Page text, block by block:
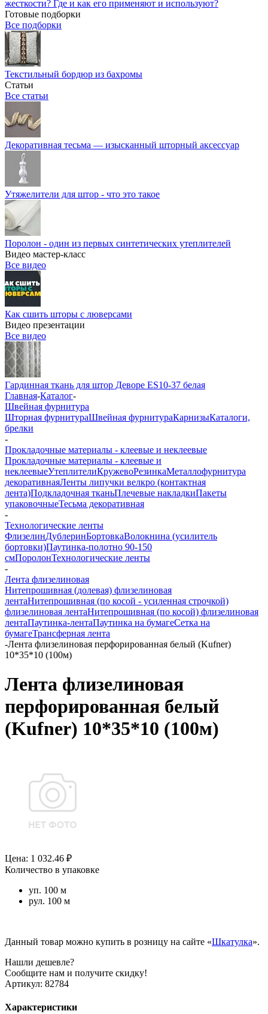
жесткости? Где и как его применяют и используют?
Готовые подборки
Все подборки
Текстильный бордюр из бахромы
Статьи
Все статьи
Декоративная тесьма — изысканный шторный аксессуар
Утяжелители для штор - что это такое
Поролон - один из первых синтетических утеплителей
Видео мастер-класс
Все видео
Как сшить шторы с люверсами
Видео презентации
Все видео
Гардинная ткань для штор Деворе ES10-37 белая
Главная-Каталог-
Швейная фурнитура
Шторная фурнитураШвейная фурнитураКарнизыКаталоги,
брелки
-
Прокладочные материалы - клеевые и неклеевые
Прокладочные материалы - клеевые и
неклеевыеУтеплителиКружевоРезинкаМеталлофурнитура
декоративнаяЛенты липучки велкро (контактная
лента)Подкладочная тканьПлечевые накладкиПакеты
упаковочныеТесьма декоративная
-
Технологические ленты
ФлизелинДублеринБортовкаВолокнина (усилитель
бортовки)Паутинка-полотно 90-150
смПоролонТехнологические ленты
-
Лента флизелиновая
Нитепрошивная (долевая) флизелиновая
лентаНитепрошивная (по косой - усиленная строчкой)
флизелиновая лентаНитепрошивная (по косой) флизелиновая
лентаПаутинка-лентаПаутинка на бумагеСетка на
бумагеТрансферная лента
-Лента флизелиновая перфорированная белый (Kufner)
10*35*10 (100м)
Лента флизелиновая
перфорированная белый
(Kufner) 10*35*10 (100м)
Цена: 1 032.46 ₽
Количество в упаковке
уп. 100 м
рул. 100 м
Данный товар можно купить в розницу на сайте «Шкатулка».
Нашли дешевле?
Сообщите нам и получите скидку!
Артикул: 82784
Характеристики